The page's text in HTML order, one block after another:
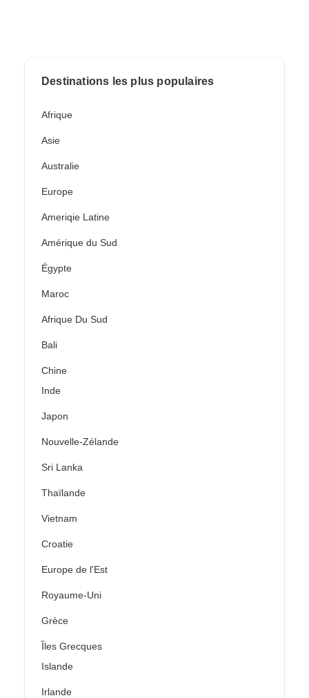
Destinations les plus populaires
Afrique
Asie
Australie
Europe
Ameriqie Latine
Amérique du Sud
Égypte
Maroc
Afrique Du Sud
Bali
Chine
Inde
Japon
Nouvelle-Zélande
Sri Lanka
Thaïlande
Vietnam
Croatie
Europe de l'Est
Royaume-Uni
Grèce
Îles Grecques
Islande
Irlande